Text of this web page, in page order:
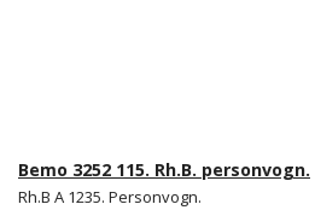
Bemo 3252 115. Rh.B. personvogn.
Rh.B A 1235. Personvogn.